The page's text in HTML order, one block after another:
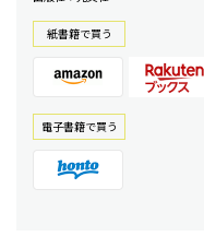
紙書籍で買う
電⼦書籍で買う